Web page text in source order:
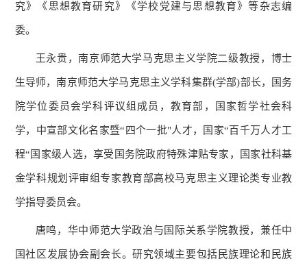
究》《思想教育研究》《学校党建与思想教育》等杂志编
委。
王永贵，南京师范大学马克思主义学院二级教授，博士
生导师，南京师范大学马克思主义学科集群(学部)部长，国务
院学位委员会学科评议组成员，教育部，国家哲学社会科
学，中宣部文化名家暨“四个一批"人才，国家“百千万人才工
程“国家级人选，享受国务院政府特殊津贴专家，国家社科基
金学科规划评审组专家教育部高校马克思主义理论类专业教
学指导委员会。
唐鸣，华中师范大学政治与国际关系学院教授，兼任中
国社区发展协会副会长。研究领域主要包括民族理论和民族